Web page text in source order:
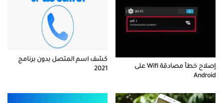
إصلاح خطأ مصادقة Wifi على
Android
كشف اسم المتصل بدون برنامج
2021